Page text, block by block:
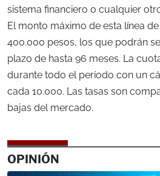
sistema financiero o cualquier
El monto máximo de esta línea
400.000 pesos, los que podrán
plazo de hasta 96 meses. La
durante todo el período con un
cada 10.000. Las tasas son
bajas del mercado.
OPINIÓN